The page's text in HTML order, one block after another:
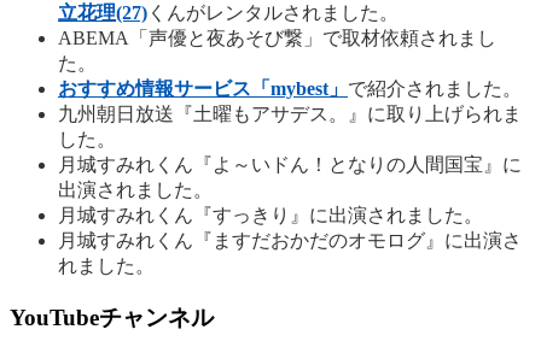
立花理(27) くんがレンタルされました。
ABEMA「声優と夜あそび繋」で取材依頼されまし
た。
おすすめ情報サービス「mybest」 で紹介されました。
九州朝日放送『土曜もアサデス。』に取り上げられま
した。
月城すみれくん『よ～いドん！となりの人間国宝』に
出演されました。
月城すみれくん『すっきり』に出演されました。
月城すみれくん『ますだおかだのオモログ』に出演さ
れました。
YouTubeチャンネル